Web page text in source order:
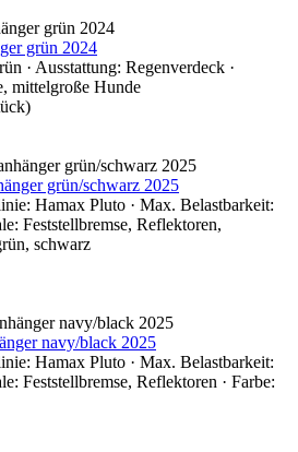
grün 2024
· Ausstattung: Regenverdeck ·
mittelgroße Hunde
grün/schwarz 2025
Hamax Pluto · Max. Belastbarkeit:
Feststellbremse, Reflektoren,
schwarz
navy/black 2025
Hamax Pluto · Max. Belastbarkeit:
Feststellbremse, Reflektoren · Farbe: